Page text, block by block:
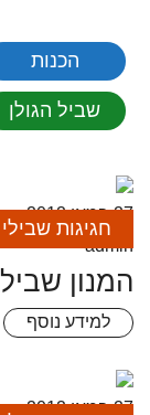
הכנות
שביל הגולן
חגיגות שבילי
27 במאי 2012
admin
המנון
למידע נוסף
27 במאי 2012